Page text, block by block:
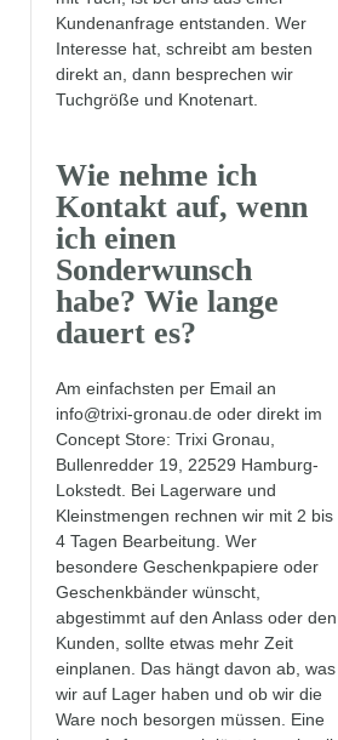
Kundenanfrage entstanden. Wer
Interesse hat, schreibt am besten
direkt an, dann besprechen wir
Tuchgröße und Knotenart.
Wie nehme ich
Kontakt auf, wenn
ich einen
Sonderwunsch
habe? Wie lange
dauert es?
Am einfachsten per Email an
info@trixi-gronau.de oder direkt im
Concept Store: Trixi Gronau,
Bullenredder 19, 22529 Hamburg-
Lokstedt. Bei Lagerware und
Kleinstmengen rechnen wir mit 2 bis
4 Tagen Bearbeitung. Wer
besondere Geschenkpapiere oder
Geschenkbänder wünscht,
abgestimmt auf den Anlass oder den
Kunden, sollte etwas mehr Zeit
einplanen. Das hängt davon ab, was
wir auf Lager haben und ob wir die
Ware noch besorgen müssen. Eine